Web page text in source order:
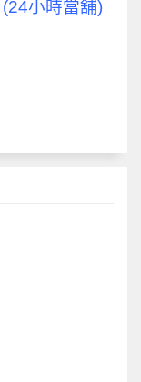
(24小時當舖)